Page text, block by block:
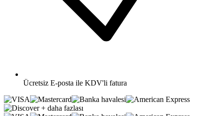
Ücretsiz E-posta ile KDV'li fatura
+ daha fazlası